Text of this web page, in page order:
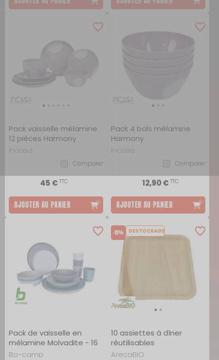
Pack vaisselle mélamine
12 pièces Harmony
Incasa
Comparer
45 €TTC
AJOUTER AU PANIER
Pack 4 bols mélamine
Harmony
Incasa
Comparer
12,90 €TTC
AJOUTER AU PANIER
Pack de vaisselle en
mélamine Molvadite - 16
Pièces
Bo-camp
-15% DESTOCKAGE
10 assiettes à dîner
réutilisables
ArecaBIO